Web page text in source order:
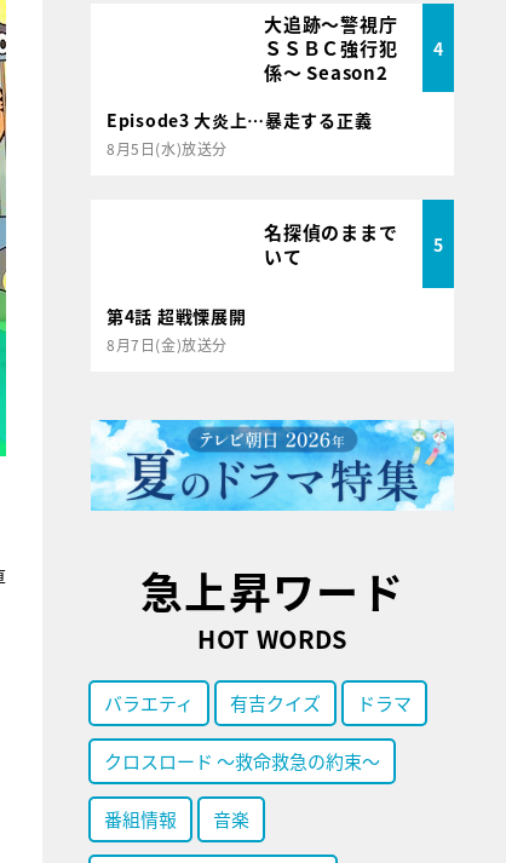
大追跡～警視庁
ＳＳＢＣ強行犯
係～ Season2
4
Episode3 大炎上…暴走する正義
8月5日(水)放送分
名探偵のままで
いて
5
第4話 超戦慄展開
8月7日(金)放送分
急上昇ワード
HOT WORDS
バラエティ 有吉クイズ ドラマ
クロスロード ～救命救急の約束～
番組情報 音楽